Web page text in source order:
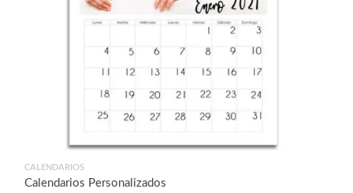
CALENDARIOS
Calendarios Personalizados